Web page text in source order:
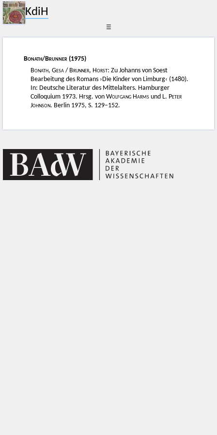
KdiH
☰
Bonath/Brunner (1975)
Bonath, Gesa / Brunner, Horst: Zu Johanns von Soest
Bearbeitung des Romans ›Die Kinder von Limburg‹ (1480).
In: Deutsche Literatur des Mittelalters. Hamburger
Colloquium 1973. Hrsg. vonWolfgang Harms und L. Peter
Johnson. Berlin 1975, S. 129–152.